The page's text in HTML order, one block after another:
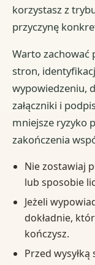
korzystasz z
przyczynę
Warto zachować
stron,
wypowiedzeniu,
załączniki i
mniejsze ryzyko
zakończenia
Nie zostawiaj
lub sposobie
Jeżeli
dokładnie,
kończysz.
Przed